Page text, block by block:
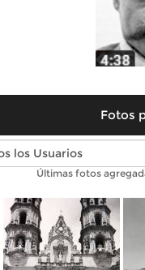
Fotos
Fotos
Últimas fotos